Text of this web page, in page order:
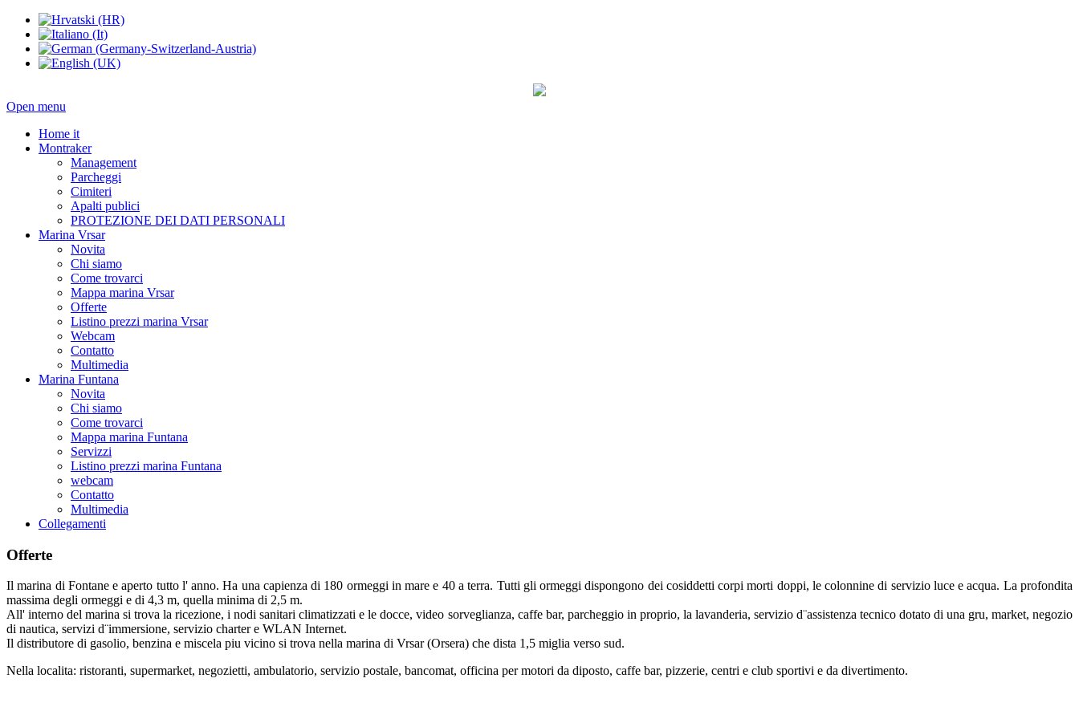
Open menu
Home it
Montraker
Management
Parcheggi
Cimiteri
Apalti publici
PROTEZIONE DEI DATI PERSONALI
Marina Vrsar
Novita
Chi siamo
Come trovarci
Mappa marina Vrsar
Offerte
Listino prezzi marina Vrsar
Webcam
Contatto
Multimedia
Marina Funtana
Novita
Chi siamo
Come trovarci
Mappa marina Funtana
Servizzi
Listino prezzi marina Funtana
webcam
Contatto
Multimedia
Collegamenti
Offerte
Il marina di Fontane e aperto tutto l' anno. Ha una capienza di 180 ormeggi in mare e 40 a terra. Tutti gli ormeggi dispongono dei cosiddetti corpi morti doppi, le colonnine di servizio luce e acqua. La profondita
massima degli ormeggi e di 4,3 m, quella minima di 2,5 m.
All' interno del marina si trova la ricezione, i nodi sanitari climatizzati e le docce, video sorveglianza, caffe bar, parcheggio in proprio, la lavanderia, servizio d¨assistenza tecnico dotato di una gru, market, negozio
di nautica, servizi d¨immersione, servizio charter e WLAN Internet.
Il distributore di gasolio, benzina e miscela piu vicino si trova nella marina di Vrsar (Orsera) che dista 1,5 miglia verso sud.
Nella localita: ristoranti, supermarket, negozietti, ambulatorio, servizio postale, bancomat, officina per motori da diposto, caffe bar, pizzerie, centri e club sportivi e da divertimento.